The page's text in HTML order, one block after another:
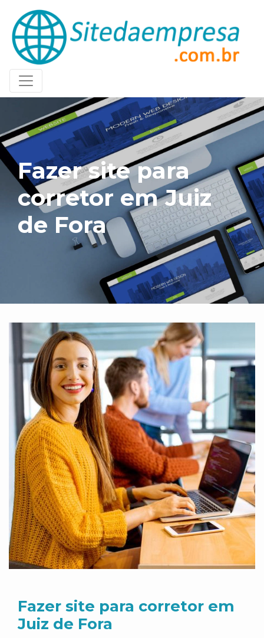
Fazer site para
corretor em Juiz
de Fora
Fazer site para corretor em
Juiz de Fora